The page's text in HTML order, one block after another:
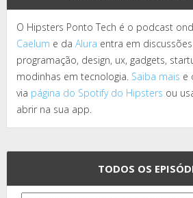
O Hipsters Ponto Tech é o podcast
Caelum e da Alura entra em
programação, design, ux, gadgets,
modinhas em tecnologia. Saiba mais e
via página do Spotify do Hipsters ou
abrir na sua app.
TODOS OS